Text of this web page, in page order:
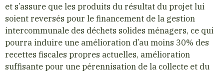
et s’assure que les produits du résultat du projet lui
soient reversés pour le financement de la gestion
intercommunale des déchets solides ménagers, ce qui
pourra induire une amélioration d’au moins 30% des
recettes fiscales propres actuelles, amélioration
suffisante pour une pérennisation de la collecte et du